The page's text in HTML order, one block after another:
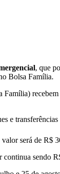
, que
Bolsa Família.
e
será de R$
sendo